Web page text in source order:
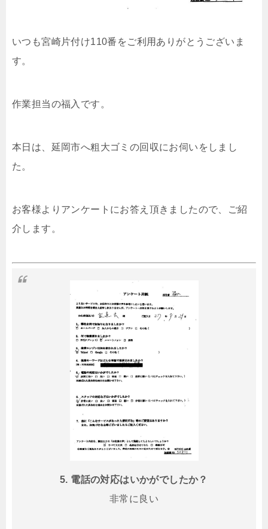
いつも宮崎片付け110番をご利用ありがとうございま
す。
作業担当の福入です。
本日は、延岡市へ粗大ゴミの回収にお伺いをしまし
た。
お客様よりアンケートにお答え頂きましたので、ご紹
介します。
5. 電話の対応はいかがでしたか？
非常に良い